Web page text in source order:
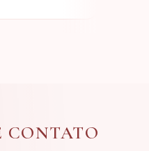
CONTATO